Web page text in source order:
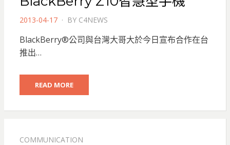
POSTED
2013-04-17 BY C4NEWS
BlackBerry®公司與台灣大哥大於今日宣布合作在台
推出…
READ MORE
COMMUNICATION